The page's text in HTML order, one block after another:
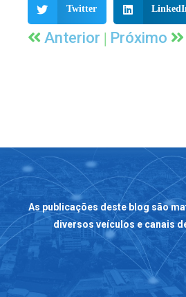
Twitter
Anterior | Próximo
As publicações deste blog são
diversos veículos e canais